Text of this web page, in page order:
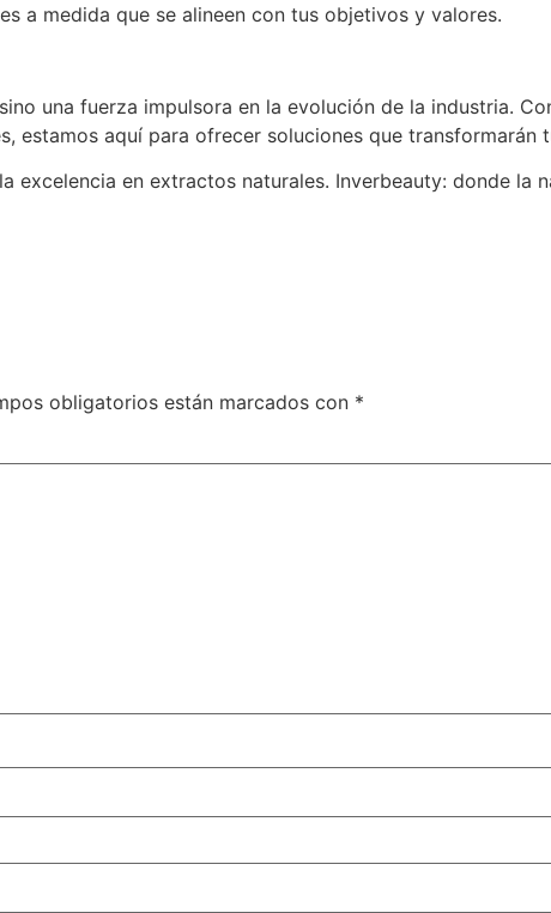
a medida que se alineen con tus objetivos y valores.
una fuerza impulsora en la evolución de la industria.
estamos aquí para ofrecer soluciones que transformarán
excelencia en extractos naturales. Inverbeauty: donde la
obligatorios están marcados con *